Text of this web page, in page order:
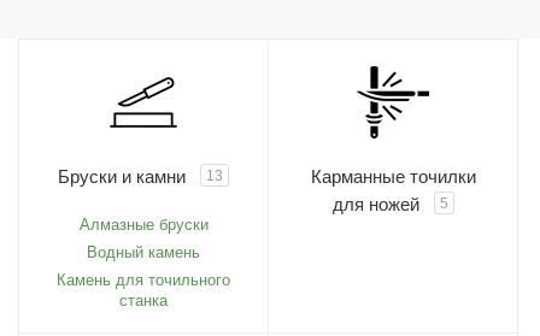
Бруски и камни 13
Алмазные бруски
Водный камень
Камень для точильного
станка
Карманные точилки
для ножей
5